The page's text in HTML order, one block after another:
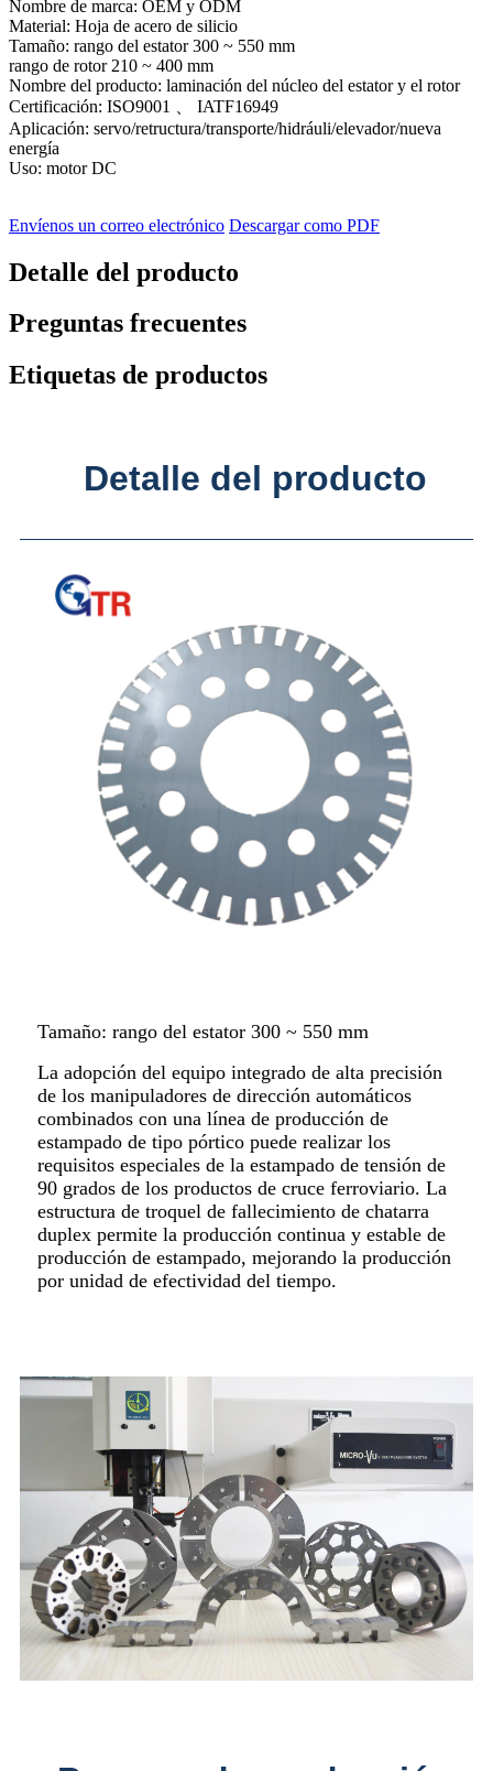
Nombre de marca: OEM y ODM
Material: Hoja de acero de silicio
Tamaño: rango del estator 300 ~ 550 mm
rango de rotor 210 ~ 400 mm
Nombre del producto: laminación del núcleo del estator y el rotor
Certificación: ISO9001 、 IATF16949
Aplicación: servo/retructura/transporte/hidráuli/elevador/nueva
energía
Uso: motor DC
Envíenos un correo electrónico Descargar como PDF
Detalle del producto
Preguntas frecuentes
Etiquetas de productos
Detalle del producto
Tamaño: rango del estator 300 ~ 550 mm
La adopción del equipo integrado de alta precisión
de los manipuladores de dirección automáticos
combinados con una línea de producción de
estampado de tipo pórtico puede realizar los
requisitos especiales de la estampado de tensión de
90 grados de los productos de cruce ferroviario. La
estructura de troquel de fallecimiento de chatarra
duplex permite la producción continua y estable de
producción de estampado, mejorando la producción
por unidad de efectividad del tiempo.